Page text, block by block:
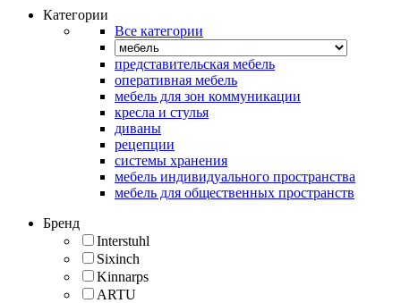
Категории
Все категории
представительская мебель
оперативная мебель
мебель для зон коммуникации
кресла и стулья
диваны
рецепции
системы хранения
мебель индивидуального пространства
мебель для общественных пространств
Бренд
Interstuhl
Sixinch
Kinnarps
ARTU